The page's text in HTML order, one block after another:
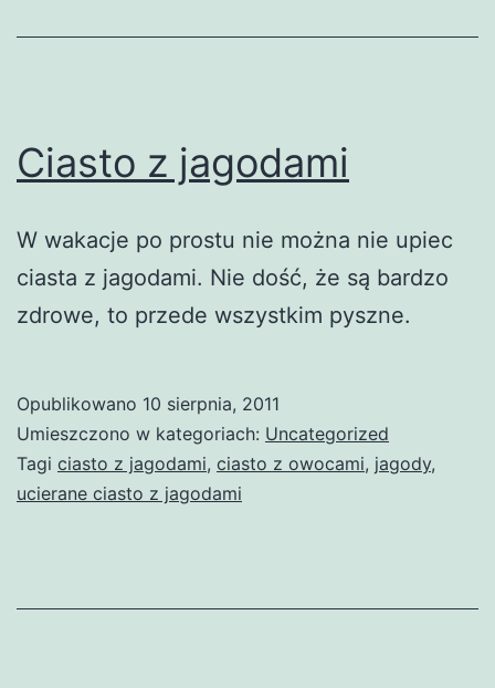
Ciasto z jagodami
W wakacje po prostu nie można nie upiec
ciasta z jagodami. Nie dość, że są bardzo
zdrowe, to przede wszystkim pyszne.
Opublikowano 10 sierpnia, 2011
Umieszczono w kategoriach: Uncategorized
Tagi ciasto z jagodami, ciasto z owocami, jagody,
ucierane ciasto z jagodami